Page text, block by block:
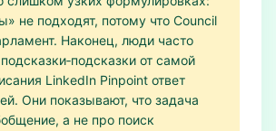
не подходят, потому что Council
Наконец, люди часто
от самой
LinkedIn Pinpoint ответ
Они показывают, что задача
а не про поиск